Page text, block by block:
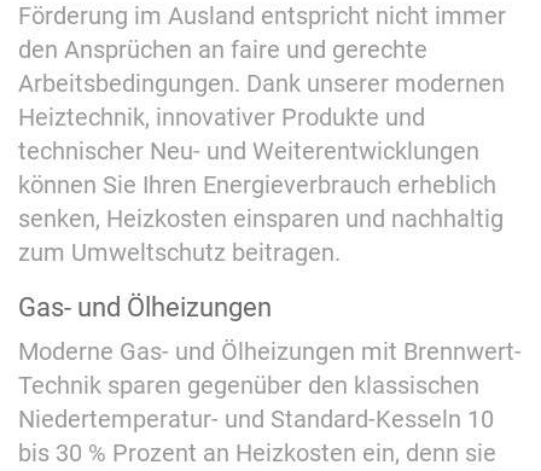
Förderung im Ausland entspricht nicht immer
den Ansprüchen an faire und gerechte
Arbeitsbedingungen. Dank unserer modernen
Heiztechnik, innovativer Produkte und
technischer Neu- und Weiterentwicklungen
können Sie Ihren Energieverbrauch erheblich
senken, Heizkosten einsparen und nachhaltig
zum Umweltschutz beitragen.
Gas- und Ölheizungen
Moderne Gas- und Ölheizungen mit Brennwert-
Technik sparen gegenüber den klassischen
Niedertemperatur- und Standard-Kesseln 10
bis 30 % Prozent an Heizkosten ein, denn sie